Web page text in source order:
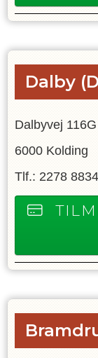
Dalby
Dalbyvej 116G
6000 Kolding
Tlf.: 2278 8834